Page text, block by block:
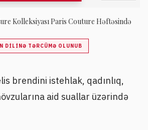
Kolleksiyası Paris Couture Həftəsində
DILINƏ TƏRCÜMƏ OLUNUB
brendini istehlak, qadınlıq,
aid suallar üzərində